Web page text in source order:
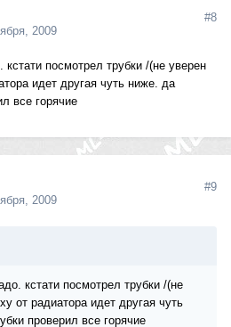
2009
#8
кстати посмотрел трубки /(не уверен
идет другая чуть ниже. да
все горячие
2009
#9
кстати посмотрел трубки /(не
от радиатора идет другая чуть
проверил все горячие